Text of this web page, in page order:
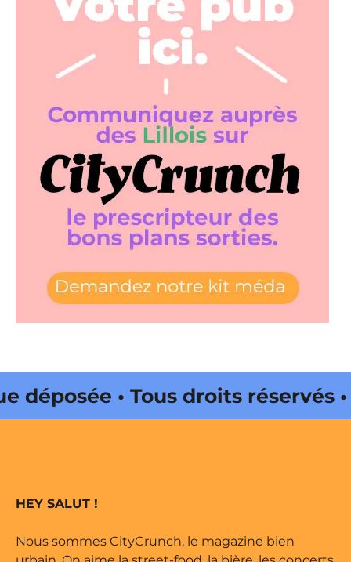
• Tous droits réservés •
HEY SALUT !
Nous sommes CityCrunch, le magazine bien